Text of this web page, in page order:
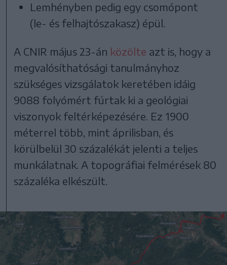
Lemhényben pedig egy csomópont
(le- és felhajtószakasz) épül.
A CNIR május 23-án közölte azt is, hogy a
megvalósíthatósági tanulmányhoz
szükséges vizsgálatok keretében idáig
9088 folyómért fúrtak ki a geológiai
viszonyok feltérképezésére. Ez 1900
méterrel több, mint áprilisban, és
körülbelül 30 százalékát jelenti a teljes
munkálatnak. A topográfiai felmérések 80
százaléka elkészült.